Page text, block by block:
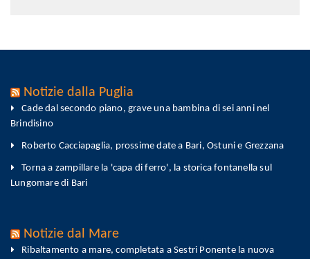
Notizie dalla Puglia
Cade dal secondo piano, grave una bambina di sei anni nel
Brindisino
Roberto Cacciapaglia, prossime date a Bari, Ostuni e Grezzana
Torna a zampillare la 'capa di ferro', la storica fontanella sul
Lungomare di Bari
Notizie dal Mare
Ribaltamento a mare, completata a Sestri Ponente la nuova